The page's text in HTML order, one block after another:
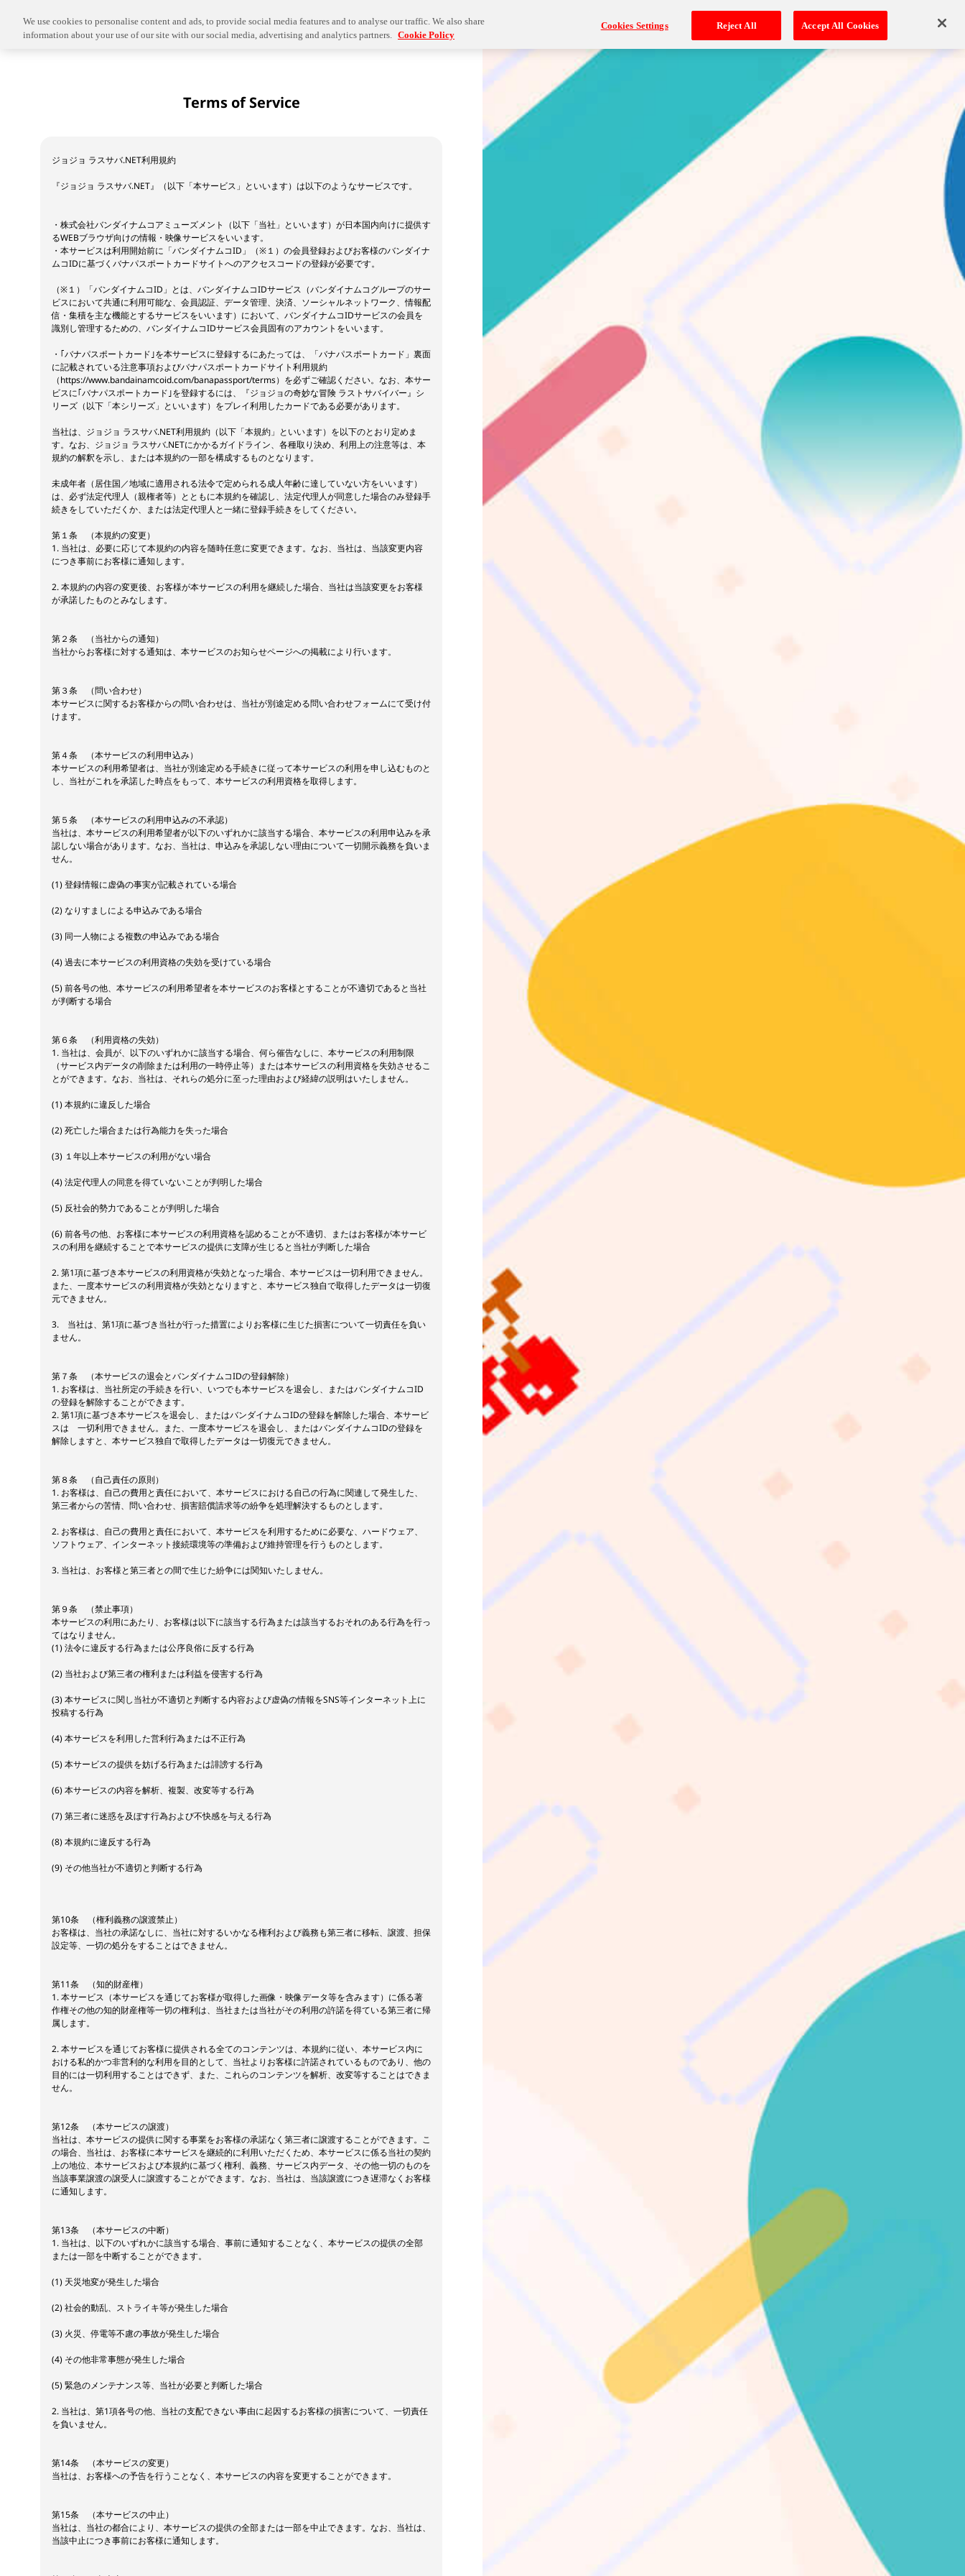
Terms of Service
ジョジョ ラスサバ.NET利用規約
『ジョジョ ラスサバ.NET』（以下「本サービス」といいます）は以下のようなサービスです。
・株式会社バンダイナムコアミューズメント（以下「当社」といいます）が日本国内向けに提供す
るWEBブラウザ向けの情報・映像サービスをいいます。
・本サービスは利用開始前に「バンダイナムコID」（※１）の会員登録およびお客様のバンダイナ
ムコIDに基づくバナパスポートカードサイトへのアクセスコードの登録が必要です。
（※１）「バンダイナムコID」とは、バンダイナムコIDサービス（バンダイナムコグループのサー
ビスにおいて共通に利用可能な、会員認証、データ管理、決済、ソーシャルネットワーク、情報配
信・集積を主な機能とするサービスをいいます）において、バンダイナムコIDサービスの会員を
識別し管理するための、バンダイナムコIDサービス会員固有のアカウントをいいます。
・｢バナパスポートカード｣を本サービスに登録するにあたっては、「バナパスポートカード」裏面
に記載されている注意事項およびバナパスポートカードサイト利用規約
（https://www.bandainamcoid.com/banapassport/terms）を必ずご確認ください。なお、本サー
ビスに｢バナパスポートカード｣を登録するには、『ジョジョの奇妙な冒険 ラストサバイバー』シ
リーズ（以下「本シリーズ」といいます）をプレイ利用したカードである必要があります。
当社は、ジョジョ ラスサバ.NET利用規約（以下「本規約」といいます）を以下のとおり定めま
す。なお、ジョジョ ラスサバ.NETにかかるガイドライン、各種取り決め、利用上の注意等は、本
規約の解釈を示し、または本規約の一部を構成するものとなります。
未成年者（居住国／地域に適用される法令で定められる成人年齢に達していない方をいいます）
は、必ず法定代理人（親権者等）とともに本規約を確認し、法定代理人が同意した場合のみ登録手
続きをしていただくか、または法定代理人と一緒に登録手続きをしてください。
第１条 （本規約の変更）
1. 当社は、必要に応じて本規約の内容を随時任意に変更できます。なお、当社は、当該変更内容
につき事前にお客様に通知します。
2. 本規約の内容の変更後、お客様が本サービスの利用を継続した場合、当社は当該変更をお客様
が承諾したものとみなします。
第２条 （当社からの通知）
当社からお客様に対する通知は、本サービスのお知らせページへの掲載により行います。
第３条 （問い合わせ）
本サービスに関するお客様からの問い合わせは、当社が別途定める問い合わせフォームにて受け付
けます。
第４条 （本サービスの利用申込み）
本サービスの利用希望者は、当社が別途定める手続きに従って本サービスの利用を申し込むものと
し、当社がこれを承諾した時点をもって、本サービスの利用資格を取得します。
第５条 （本サービスの利用申込みの不承認）
当社は、本サービスの利用希望者が以下のいずれかに該当する場合、本サービスの利用申込みを承
認しない場合があります。なお、当社は、申込みを承認しない理由について一切開示義務を負いま
せん。
(1) 登録情報に虚偽の事実が記載されている場合
(2) なりすましによる申込みである場合
(3) 同一人物による複数の申込みである場合
(4) 過去に本サービスの利用資格の失効を受けている場合
(5) 前各号の他、本サービスの利用希望者を本サービスのお客様とすることが不適切であると当社
が判断する場合
第６条 （利用資格の失効）
1. 当社は、会員が、以下のいずれかに該当する場合、何ら催告なしに、本サービスの利用制限
（サービス内データの削除または利用の一時停止等）または本サービスの利用資格を失効させるこ
とができます。なお、当社は、それらの処分に至った理由および経緯の説明はいたしません。
(1) 本規約に違反した場合
(2) 死亡した場合または行為能力を失った場合
(3) １年以上本サービスの利用がない場合
(4) 法定代理人の同意を得ていないことが判明した場合
(5) 反社会的勢力であることが判明した場合
(6) 前各号の他、お客様に本サービスの利用資格を認めることが不適切、またはお客様が本サービ
スの利用を継続することで本サービスの提供に支障が生じると当社が判断した場合
2. 第1項に基づき本サービスの利用資格が失効となった場合、本サービスは一切利用できません。
また、一度本サービスの利用資格が失効となりますと、本サービス独自で取得したデータは一切復
元できません。
3. 当社は、第1項に基づき当社が行った措置によりお客様に生じた損害について一切責任を負い
ません。
第７条 （本サービスの退会とバンダイナムコIDの登録解除）
1. お客様は、当社所定の手続きを行い、いつでも本サービスを退会し、またはバンダイナムコID
の登録を解除することができます。
2. 第1項に基づき本サービスを退会し、またはバンダイナムコIDの登録を解除した場合、本サービ
スは 一切利用できません。また、一度本サービスを退会し、またはバンダイナムコIDの登録を
解除しますと、本サービス独自で取得したデータは一切復元できません。
第８条 （自己責任の原則）
1. お客様は、自己の費用と責任において、本サービスにおける自己の行為に関連して発生した、
第三者からの苦情、問い合わせ、損害賠償請求等の紛争を処理解決するものとします。
2. お客様は、自己の費用と責任において、本サービスを利用するために必要な、ハードウェア、
ソフトウェア、インターネット接続環境等の準備および維持管理を行うものとします。
3. 当社は、お客様と第三者との間で生じた紛争には関知いたしません。
第９条 （禁止事項）
本サービスの利用にあたり、お客様は以下に該当する行為または該当するおそれのある行為を行っ
てはなりません。
(1) 法令に違反する行為または公序良俗に反する行為
(2) 当社および第三者の権利または利益を侵害する行為
(3) 本サービスに関し当社が不適切と判断する内容および虚偽の情報をSNS等インターネット上に
投稿する行為
(4) 本サービスを利用した営利行為または不正行為
(5) 本サービスの提供を妨げる行為または誹謗する行為
(6) 本サービスの内容を解析、複製、改変等する行為
(7) 第三者に迷惑を及ぼす行為および不快感を与える行為
(8) 本規約に違反する行為
(9) その他当社が不適切と判断する行為
第10条 （権利義務の譲渡禁止）
お客様は、当社の承諾なしに、当社に対するいかなる権利および義務も第三者に移転、譲渡、担保
設定等、一切の処分をすることはできません。
第11条 （知的財産権）
1. 本サービス（本サービスを通じてお客様が取得した画像・映像データ等を含みます）に係る著
作権その他の知的財産権等一切の権利は、当社または当社がその利用の許諾を得ている第三者に帰
属します。
2. 本サービスを通じてお客様に提供される全てのコンテンツは、本規約に従い、本サービス内に
おける私的かつ非営利的な利用を目的として、当社よりお客様に許諾されているものであり、他の
目的には一切利用することはできず、また、これらのコンテンツを解析、改変等することはできま
せん。
第12条 （本サービスの譲渡）
当社は、本サービスの提供に関する事業をお客様の承諾なく第三者に譲渡することができます。こ
の場合、当社は、お客様に本サービスを継続的に利用いただくため、本サービスに係る当社の契約
上の地位、本サービスおよび本規約に基づく権利、義務、サービス内データ、その他一切のものを
当該事業譲渡の譲受人に譲渡することができます。なお、当社は、当該譲渡につき遅滞なくお客様
に通知します。
第13条 （本サービスの中断）
1. 当社は、以下のいずれかに該当する場合、事前に通知することなく、本サービスの提供の全部
または一部を中断することができます。
(1) 天災地変が発生した場合
(2) 社会的動乱、ストライキ等が発生した場合
(3) 火災、停電等不慮の事故が発生した場合
(4) その他非常事態が発生した場合
(5) 緊急のメンテナンス等、当社が必要と判断した場合
2. 当社は、第1項各号の他、当社の支配できない事由に起因するお客様の損害について、一切責任
を負いません。
第14条 （本サービスの変更）
当社は、お客様への予告を行うことなく、本サービスの内容を変更することができます。
第15条 （本サービスの中止）
当社は、当社の都合により、本サービスの提供の全部または一部を中止できます。なお、当社は、
当該中止につき事前にお客様に通知します。
We use cookies to personalise content and ads, to provide social media features and to analyse our traffic. We also share
information about your use of our site with our social media, advertising and analytics partners. Cookie Policy
Cookies Settings Reject All Accept All Cookies